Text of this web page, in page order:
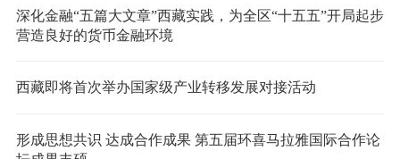
深化金融“五篇大文章”西藏实践，为全区“十五五”开局起步
营造良好的货币金融环境
西藏即将首次举办国家级产业转移发展对接活动
形成思想共识 达成合作成果 第五届环喜马拉雅国际合作论